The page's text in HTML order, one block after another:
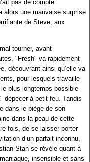
pas de compte
alors une mauvaise surprise
de Steve, aux
tourner, avant
"Fresh" va rapidement
découvrant ainsi qu’elle va
pour lesquels travaille
plus longtemps possible
dépecer à petit feu. Tandis
dans le piège de son
dans la peau de cette
fois, de se laisser porter
d’un parfait inconnu,
Stan se révèle quant à
insensible et sans